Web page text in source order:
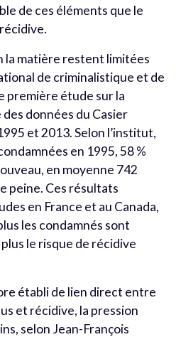
de ces éléments que le
la matière restent limitées
de criminalistique et de
première étude sur la
données du Casier
et 2013. Selon l’institut,
en 1995, 58 %
en moyenne 742
peine. Ces résultats
en France et au Canada,
les condamnés sont
le risque de récidive
établi de lien direct entre
et récidive, la pression
selon Jean-François